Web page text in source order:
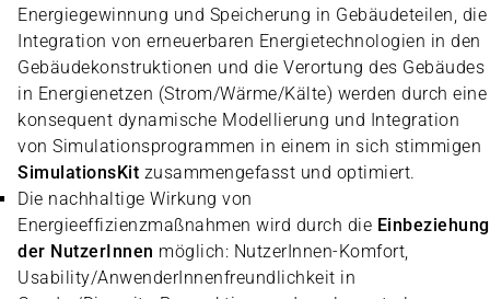
Energiegewinnung und Speicherung in Gebäudeteilen, die
Integration von erneuerbaren Energietechnologien in den
Gebäudekonstruktionen und die Verortung des Gebäudes
in Energienetzen (Strom/Wärme/Kälte) werden durch eine
konsequent dynamische Modellierung und Integration
von Simulationsprogrammen in einem in sich stimmigen
SimulationsKit zusammengefasst und optimiert.
Die nachhaltige Wirkung von
Energieeffizienzmaßnahmen wird durch die Einbeziehung
der NutzerInnen möglich: NutzerInnen-Komfort,
Usability/AnwenderInnenfreundlichkeit in